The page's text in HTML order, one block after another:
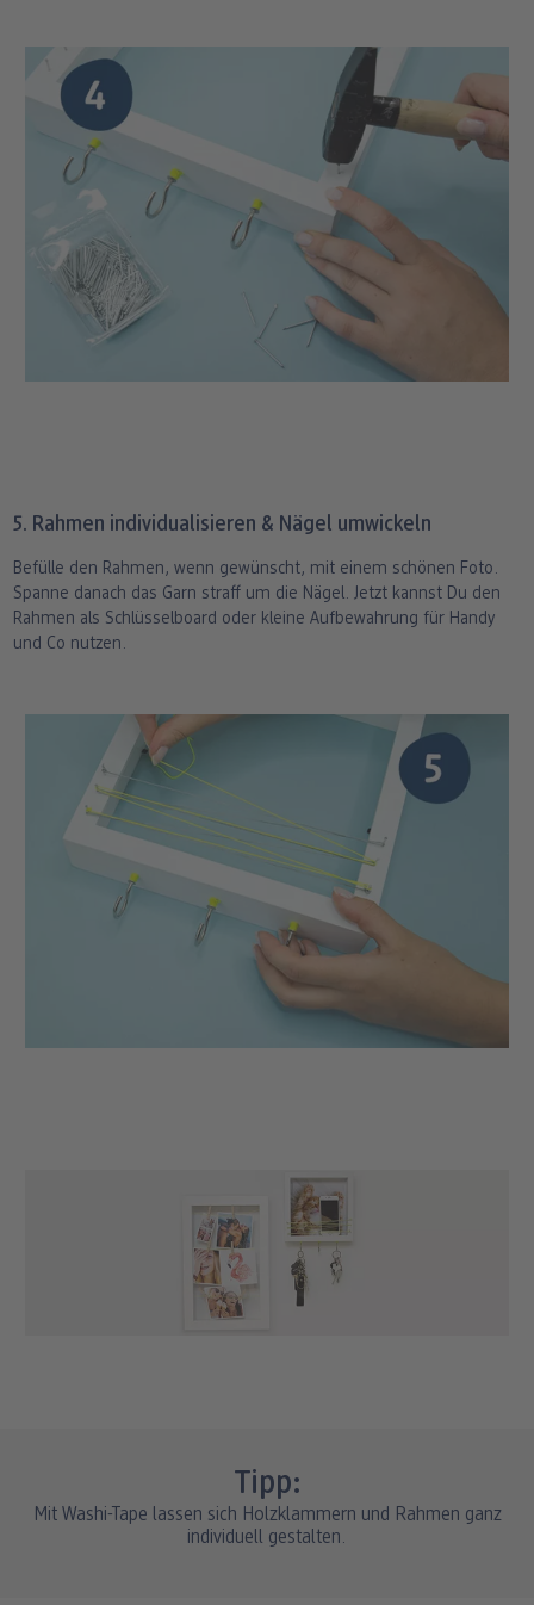
5. Rahmen individualisieren & Nägel umwickeln
Befülle den Rahmen, wenn gewünscht, mit einem schönen Foto.
Spanne danach das Garn straff um die Nägel. Jetzt kannst Du den
Rahmen als Schlüsselboard oder kleine Aufbewahrung für Handy
und Co nutzen.
Tipp:
Mit Washi-Tape lassen sich Holzklammern und Rahmen ganz
individuell gestalten.